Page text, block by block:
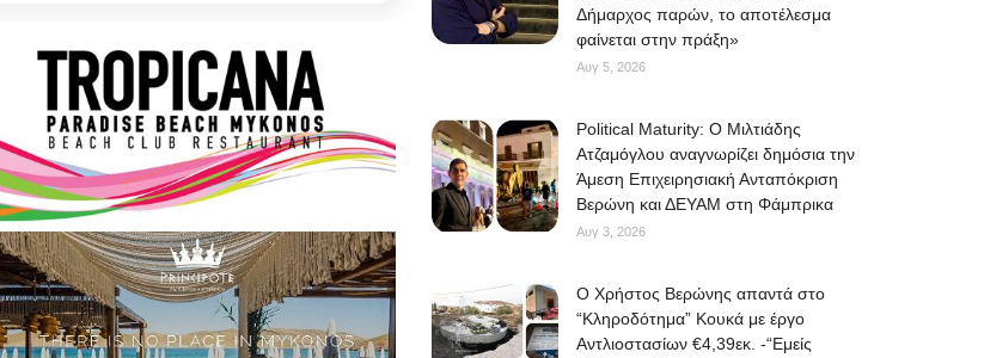
Δήμαρχος παρών, το αποτέλεσμα
φαίνεται στην πράξη»
Αυγ 5, 2026
Political Maturity: Ο Μιλτιάδης
Ατζαμόγλου αναγνωρίζει δημόσια την
Άμεση Επιχειρησιακή Ανταπόκριση
Βερώνη και ΔΕΥΑΜ στη Φάμπρικα
Αυγ 3, 2026
O Χρήστος Βερώνης απαντά στο
“Κληροδότημα” Κουκά με έργο
Αντλιοστασίων €4,39εκ. -“Εμείς